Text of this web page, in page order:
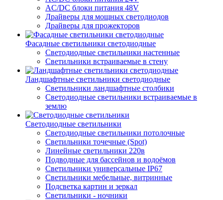
AC/DC блоки питания 48V
Драйверы для мощных светодиодов
Драйверы для прожекторов
Фасадные светильники светодиодные
Светодиодные светильники настенные
Светильники встраиваемые в стену
Ландшафтные светильники светодиодные
Светильники ландшафтные столбики
Светодиодные светильники встраиваемые в
землю
Светодиодные светильники
Светодиодные светильники потолочные
Светильники точечные (Spot)
Линейные светильники 220в
Подводные для бассейнов и водоёмов
Светильники универсальные IP67
Светильники мебельные, витринные
Подсветка картин и зеркал
Светильники - ночники